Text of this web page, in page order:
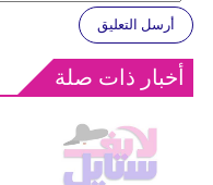
أرسل التعليق
أخبار ذات صلة